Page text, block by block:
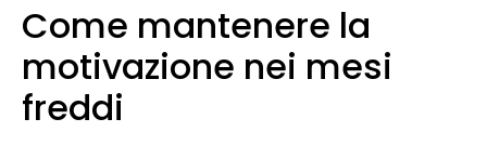
Come mantenere la
motivazione nei mesi
freddi